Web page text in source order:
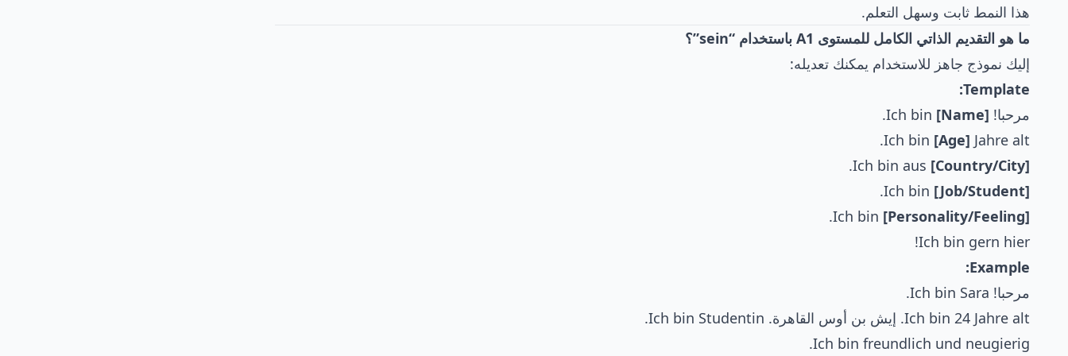
هذا النمط ثابت وسهل التعلم.
ما هو التقديم الذاتي الكامل للمستوى A1 باستخدام “sein”؟
إليك نموذج جاهز للاستخدام يمكنك تعديله:
Template:
مرحبا! Ich bin [Name]
.
Ich bin [Age] Jahre alt.
Ich bin aus [Country/City]
.
Ich bin [Job/Student]
.
Ich bin [Personality/Feeling]
.
Ich bin gern hier!
Example:
مرحبا! Ich bin Sara.
Ich bin 24 Jahre alt. إيش بن أوس القاهرة. Ich bin Studentin.
Ich bin freundlich und neugierig.